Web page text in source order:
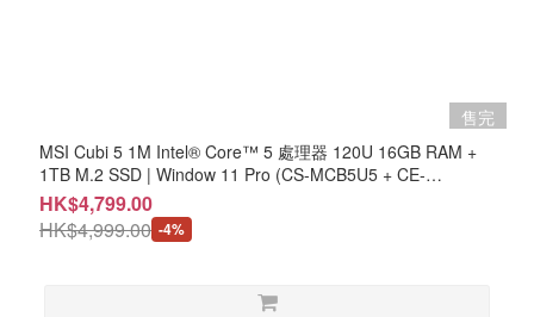
售完
MSI Cubi 5 1M Intel® Core™ 5 處理器 120U 16GB RAM +
1TB M.2 SSD | Window 11 Pro (CS-MCB5U5 + CE-
MNBC06U + LB-PCNB ) # 3 Year Warranty
HK$4,799.00
HK$4,999.00 -4%